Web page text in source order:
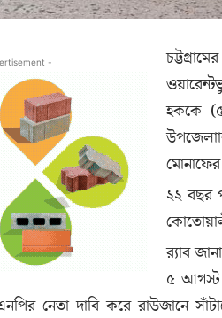
-
হককে
২২ বছর
র‌্যাব
৫ আগস্ট
নেতা দাবি করে রাউজানে